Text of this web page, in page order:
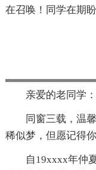
在召唤！同学在期盼
亲爱的老同学：
同窗三载，温
稀似梦，但愿记得你
自19xxxx年仲